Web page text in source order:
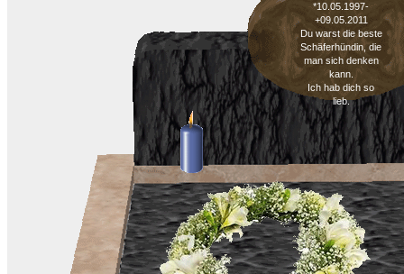
*10.05.1997-
+09.05.2011
Du warst die beste
Schäferhündin, die
man sich denken
kann.
Ich hab dich so
lieb.